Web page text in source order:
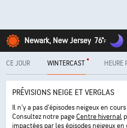
Newark, New Jersey 76°F
CE JOUR WINTERCAST HEURE
PRÉVISIONS NEIGE ET VERGLAS
Il n'y a pas d'épisodes neigeux en
Consultez notre page Centre hivernal
impactées par les épisodes neigeux